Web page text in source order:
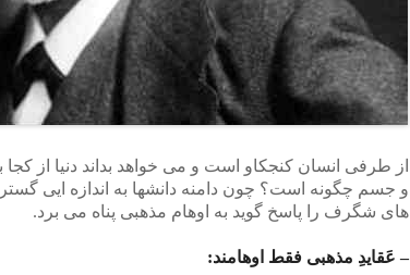
از طرفی انسان کنجکاو است و می خواهد بداند دنیا از
و جسم چگونه است؟ چون دامنه دانشها به اندازه ایی
های شگرف را پاسخ گوید به اوهام مذهبی پناه می برد.
– عَقایدِ مذهبی فقط اوهامند: